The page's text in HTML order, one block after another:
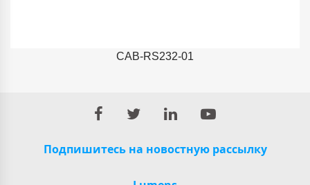
CAB-RS232-01
Подпишитесь на новостную рассылку